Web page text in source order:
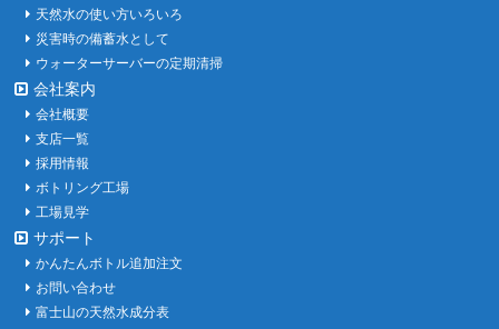
天然水の使い方いろいろ
災害時の備蓄水として
ウォーターサーバーの定期清掃
会社案内
会社概要
支店一覧
採用情報
ボトリング工場
工場見学
サポート
かんたんボトル追加注文
お問い合わせ
富士山の天然水成分表